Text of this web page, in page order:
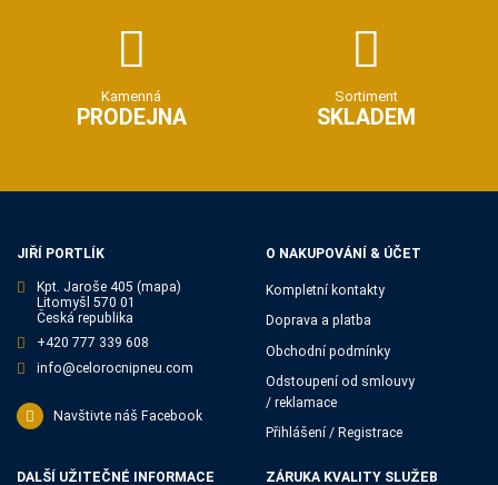
Kamenná
PRODEJNA
Sortiment
SKLADEM
JIŘÍ PORTLÍK
Kpt. Jaroše 405 (mapa)
Litomyšl 570 01
Česká republika
+420 777 339 608
info@celorocnipneu.com
Navštivte náš Facebook
O NAKUPOVÁNÍ & ÚČET
Kompletní kontakty
Doprava a platba
Obchodní podmínky
Odstoupení od smlouvy
/ reklamace
Přihlášení / Registrace
DALŠÍ UŽITEČNÉ INFORMACE ZÁRUKA KVALITY SLUŽEB